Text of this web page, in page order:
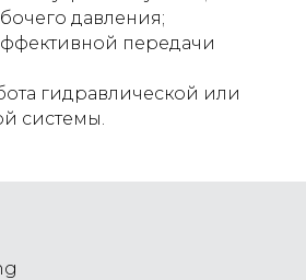
давления;
передачи
гидравлической или
системы.